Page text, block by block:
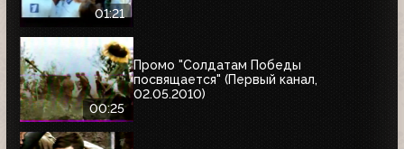
01:21
00:25
Промо "Солдатам Победы
посвящается" (Первый канал,
02.05.2010)